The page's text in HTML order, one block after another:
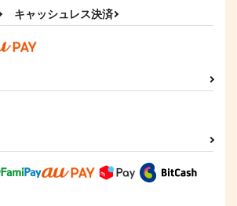
キャッシュレス決済